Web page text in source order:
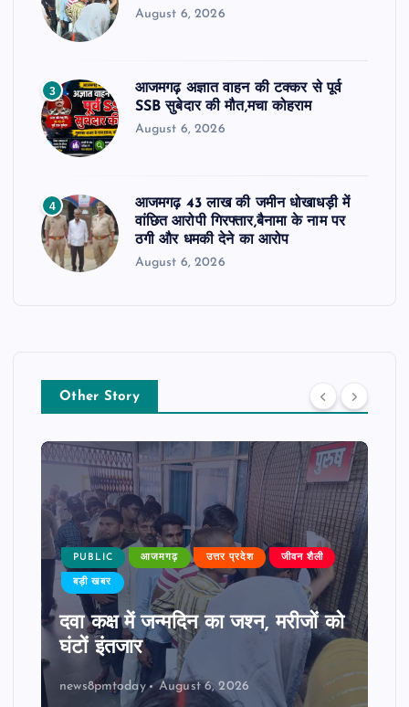
August 6, 2026
3
आजमगढ़ अज्ञात वाहन की टक्कर से पूर्व
SSB सुबेदार की मौत,मचा कोहराम
August 6, 2026
4
आजमगढ़ 43 लाख की जमीन धोखाधड़ी में
वांछित आरोपी गिरफ्तार,बैनामा के नाम पर
ठगी और धमकी देने का आरोप
August 6, 2026
Other Story
PUBLIC आजमगढ़ उत्तर प्रदेश जीवन शैली
बड़ी खबर
दवा कक्ष में जन्मदिन का जश्न, मरीजों को
घंटों इंतजार
news8pmtoday August 6, 2026